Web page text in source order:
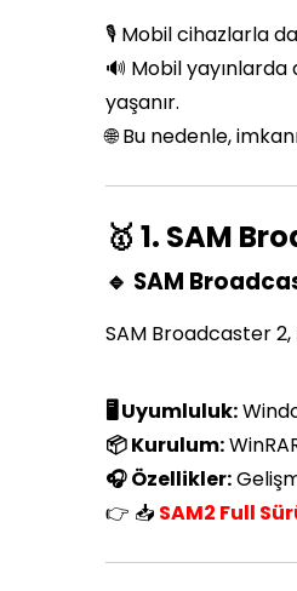
🎙️ Mobil cihazlarla
🔊 Mobil
yaşanır.
🌐 Bu nedenle,
🥇 1. SAM
🔹 SAM
SAM Broadcaster 2,
🖥️ Uyumluluk:
📦 Kurulum:
🎧 Özellikler:
👉 📥 SAM2 Full